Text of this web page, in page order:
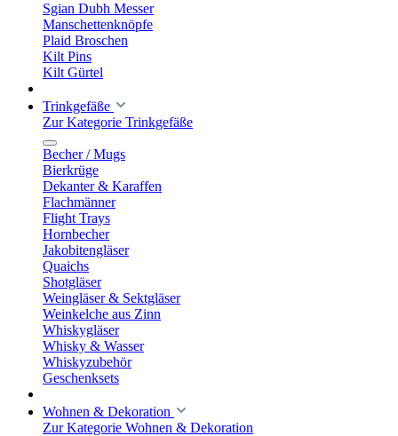
Sgian Dubh Messer
Manschettenknöpfe
Plaid Broschen
Kilt Pins
Kilt Gürtel
Trinkgefäße
Zur Kategorie Trinkgefäße
Becher / Mugs
Bierkrüge
Dekanter & Karaffen
Flachmänner
Flight Trays
Hornbecher
Jakobitengläser
Quaichs
Shotgläser
Weingläser & Sektgläser
Weinkelche aus Zinn
Whiskygläser
Whisky & Wasser
Whiskyzubehör
Geschenksets
Wohnen & Dekoration
Zur Kategorie Wohnen & Dekoration